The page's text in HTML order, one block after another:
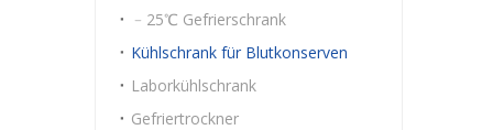
﹣25℃ Gefrierschrank
Kühlschrank für Blutkonserven
Laborkühlschrank
Gefriertrockner